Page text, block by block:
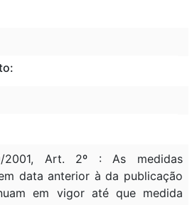
2001, Art. 2º : As medidas
data anterior à da publicação
em vigor até que medida